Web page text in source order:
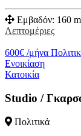
Εμβαδόν: 160
Λεπτομέριες
600€ /μήνα
Ενοικίαση
Κατοικία
Studio /
Πολιτικά